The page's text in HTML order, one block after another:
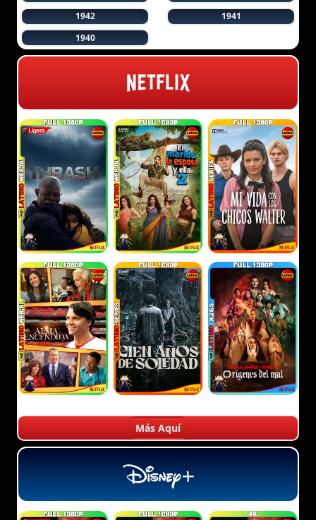
1942
1941
1940
Más Aquí